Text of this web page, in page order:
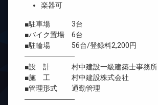
楽器可
■駐車場 3台
■バイク置場 6台
■駐輪場 56台/登録料2,200円
―――――――
■設 計 村中建設一級建築士事務所
■施 工 村中建設株式会社
■管理形式 通勤管理
―――――――